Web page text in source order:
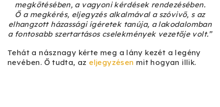
megkötésében, a vagyoni kérdések rendezésében.
Ő a megkérés, eljegyzés alkalmával a szóvivő, s az
elhangzott házassági ígéretek tanúja, a lakodalomban
a fontosabb szertartásos cselekmények vezetője volt.”
Tehát a násznagy kérte meg a lány kezét a legény
nevében. Ő tudta, az eljegyzésen mit hogyan illik.